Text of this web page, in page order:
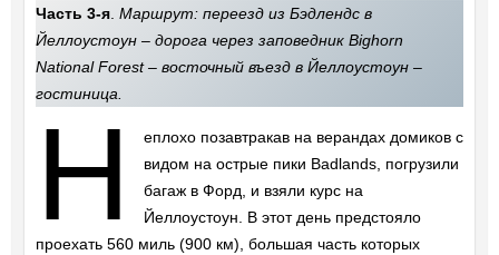
Часть 3-я. Маршрут: переезд из Бэдлендс в
Йеллоустоун – дорога через заповедник Bighorn
National Forest – восточный въезд в Йеллоустоун –
гостиница.
Н
еплохо позавтракав на верандах домиков с
видом на острые пики Badlands, погрузили
багаж в Форд, и взяли курс на
Йеллоустоун. В этот день предстояло
проехать 560 миль (900 км), большая часть которых